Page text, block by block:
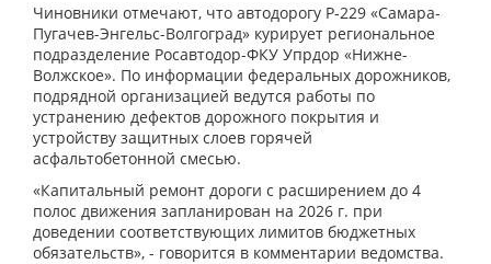
Чиновники отмечают, что автодорогу Р-229 «Самара-
Пугачев-Энгельс-Волгоград» курирует региональное
подразделение Росавтодор-ФКУ Упрдор «Нижне-
Волжское». По информации федеральных дорожников,
подрядной организацией ведутся работы по
устранению дефектов дорожного покрытия и
устройству защитных слоев горячей
асфальтобетонной смесью.
«Капитальный ремонт дороги с расширением до 4
полос движения запланирован на 2026 г. при
доведении соответствующих лимитов бюджетных
обязательств», - говорится в комментарии ведомства.